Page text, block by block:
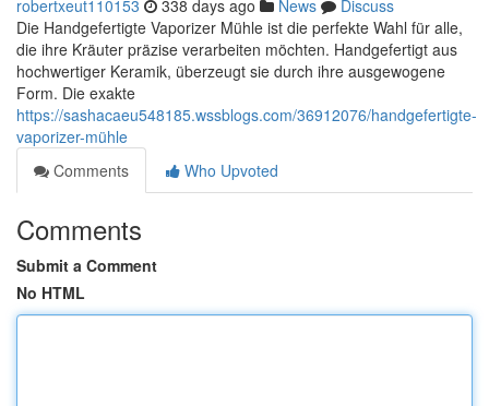
robertxeut110153 338 days ago News
Discuss
Die Handgefertigte Vaporizer Mühle ist die perfekte Wahl für alle,
die ihre Kräuter präzise verarbeiten möchten. Handgefertigt aus
hochwertiger Keramik, überzeugt sie durch ihre ausgewogene
Form. Die exakte
https://sashacaeu548185.wssblogs.com/36912076/handgefertigte-
vaporizer-mühle
Comments
Who Upvoted
Comments
Submit a Comment
No HTML